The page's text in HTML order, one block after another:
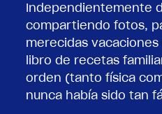
Independientemente
compartiendo fotos,
merecidas
libro de recetas
orden (tanto física
nunca había sido tan